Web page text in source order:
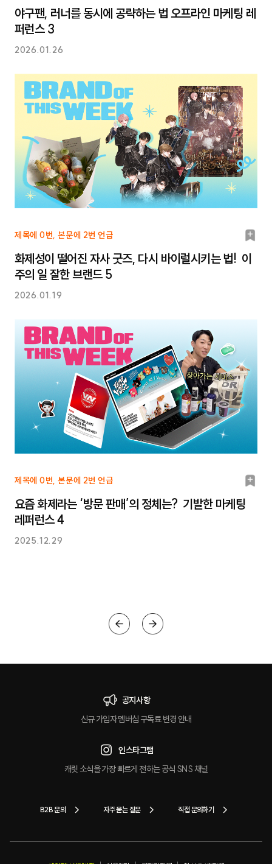
마
야구팬, 러너를 동시에 공략하는 법 오프라인 마케팅 레
퍼런스 3
2026.01.26
제목에 0번, 본문에 2번 언급
북
마
화제성이 떨어진 자사 굿즈, 다시 바이럴시키는 법! 이
주의 일 잘한 브랜드 5
2026.01.19
제목에 0번, 본문에 2번 언급
북
마
요즘 화제라는 ‘방문 판매’의 정체는? 기발한 마케팅
레퍼런스 4
2025.12.29
공지사항
신규 가입자 멤버십 구독료 변경 안내
인스타그램
캐릿 소식을 가장 빠르게 전하는 공식 SNS 채널
B2B 문의 자주 묻는 질문 직접 문의하기